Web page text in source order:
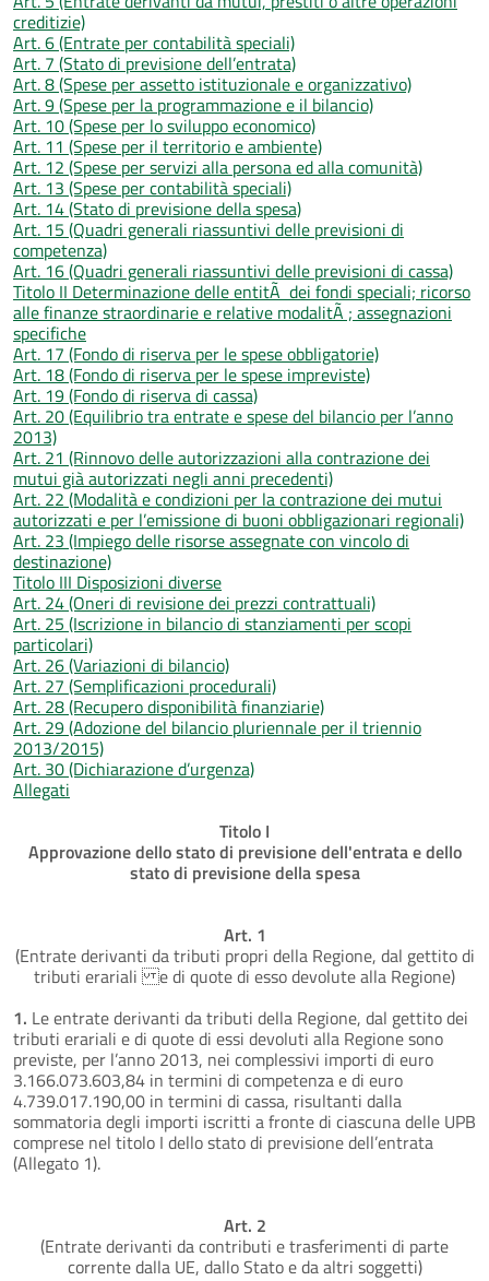
creditizie)
Art. 6 (Entrate per contabilità speciali)
Art. 7 (Stato di previsione dell’entrata)
Art. 8 (Spese per assetto istituzionale e organizzativo)
Art. 9 (Spese per la programmazione e il bilancio)
Art. 10 (Spese per lo sviluppo economico)
Art. 11 (Spese per il territorio e ambiente)
Art. 12 (Spese per servizi alla persona ed alla comunità)
Art. 13 (Spese per contabilità speciali)
Art. 14 (Stato di previsione della spesa)
Art. 15 (Quadri generali riassuntivi delle previsioni di
competenza)
Art. 16 (Quadri generali riassuntivi delle previsioni di cassa)
Titolo II Determinazione delle entitÃ dei fondi speciali; ricorso
alle finanze straordinarie e relative modalitÃ ; assegnazioni
specifiche
Art. 17 (Fondo di riserva per le spese obbligatorie)
Art. 18 (Fondo di riserva per le spese impreviste)
Art. 19 (Fondo di riserva di cassa)
Art. 20 (Equilibrio tra entrate e spese del bilancio per l’anno
2013)
Art. 21 (Rinnovo delle autorizzazioni alla contrazione dei
mutui già autorizzati negli anni precedenti)
Art. 22 (Modalità e condizioni per la contrazione dei mutui
autorizzati e per l’emissione di buoni obbligazionari regionali)
Art. 23 (Impiego delle risorse assegnate con vincolo di
destinazione)
Titolo III Disposizioni diverse
Art. 24 (Oneri di revisione dei prezzi contrattuali)
Art. 25 (Iscrizione in bilancio di stanziamenti per scopi
particolari)
Art. 26 (Variazioni di bilancio)
Art. 27 (Semplificazioni procedurali)
Art. 28 (Recupero disponibilità finanziarie)
Art. 29 (Adozione del bilancio pluriennale per il triennio
2013/2015)
Art. 30 (Dichiarazione d’urgenza)
Allegati
Titolo I
Approvazione dello stato di previsione dell'entrata e dello
stato di previsione della spesa
Art. 1
(Entrate derivanti da tributi propri della Regione, dal gettito di
tributi erariali e di quote di esso devolute alla Regione)
1. Le entrate derivanti da tributi della Regione, dal gettito dei
tributi erariali e di quote di essi devoluti alla Regione sono
previste, per l’anno 2013, nei complessivi importi di euro
3.166.073.603,84 in termini di competenza e di euro
4.739.017.190,00 in termini di cassa, risultanti dalla
sommatoria degli importi iscritti a fronte di ciascuna delle UPB
comprese nel titolo I dello stato di previsione dell’entrata
(Allegato 1).
Art. 2
(Entrate derivanti da contributi e trasferimenti di parte
corrente dalla UE, dallo Stato e da altri soggetti)